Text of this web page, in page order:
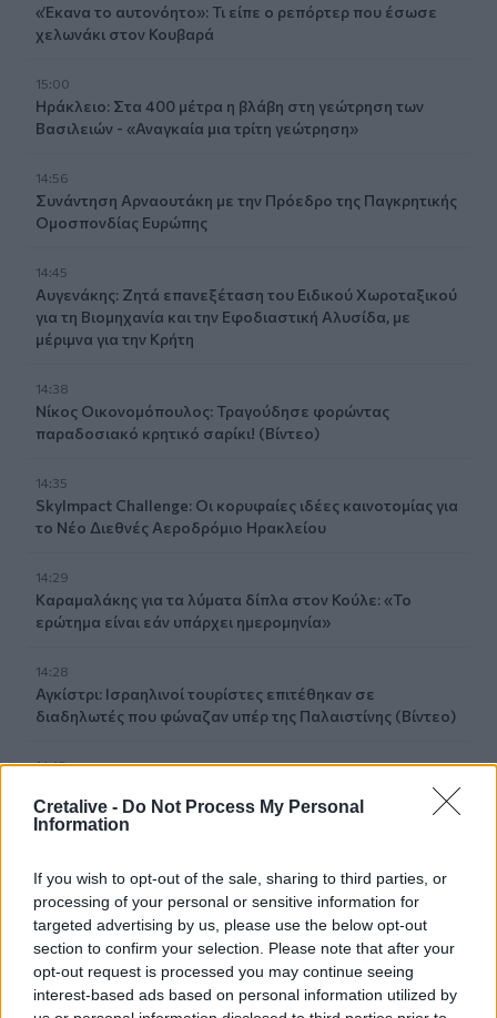
Cretalive - Do Not Process My Personal
Information
If you wish to opt-out of the sale, sharing to third parties, or
processing of your personal or sensitive information for
targeted advertising by us, please use the below opt-out
section to confirm your selection. Please note that after your
opt-out request is processed you may continue seeing
interest-based ads based on personal information utilized by
«Έκανα το αυτονόητο»: Τι είπε ο ρεπόρτερ που έσωσε
χελωνάκι στον Κουβαρά
15:00
Ηράκλειο: Στα 400 μέτρα η βλάβη στη γεώτρηση των
Βασιλειών - «Αναγκαία μια τρίτη γεώτρηση»
14:56
Συνάντηση Αρναουτάκη με την Πρόεδρο της Παγκρητικής
Ομοσπονδίας Ευρώπης
14:45
Αυγενάκης: Ζητά επανεξέταση του Ειδικού Χωροταξικού
για τη Βιομηχανία και την Εφοδιαστική Αλυσίδα, με
μέριμνα για την Κρήτη
14:38
Νίκος Οικονομόπουλος: Τραγούδησε φορώντας
παραδοσιακό κρητικό σαρίκι! (Βίντεο)
14:35
SkyImpact Challenge: Οι κορυφαίες ιδέες καινοτομίας για
το Νέο Διεθνές Αεροδρόμιο Ηρακλείου
14:29
Καραμαλάκης για τα λύματα δίπλα στον Κούλε: «Το
ερώτημα είναι εάν υπάρχει ημερομηνία»
14:28
Αγκίστρι: Ισραηλινοί τουρίστες επιτέθηκαν σε
διαδηλωτές που φώναζαν υπέρ της Παλαιστίνης (Βίντεο)
14:18
Βοριζίων
Τα μάρμαρα του Παναθηναϊκού Σταδίου θα λάμψουν
ξανά!
13:59
Ολική έκλειψη Ηλίου 2026: Πού θα είναι ορατό το
εντυπωσιακό φαινόμενο, όλα όσα πρέπει να γνωρίζετε